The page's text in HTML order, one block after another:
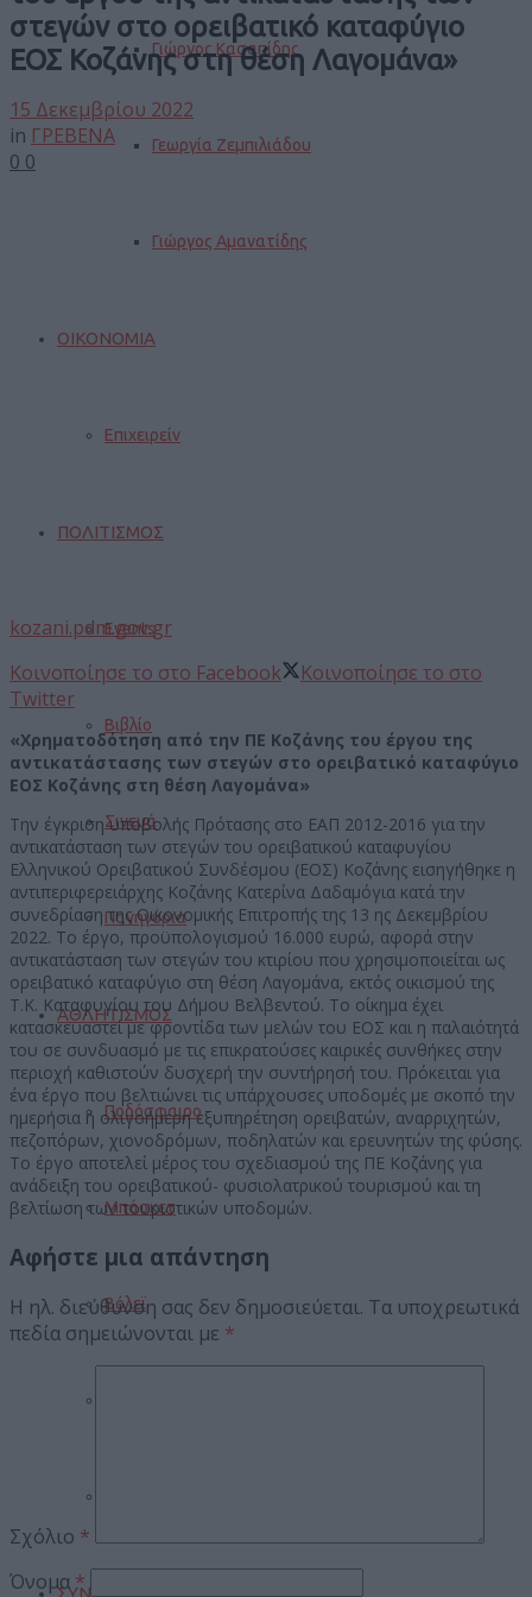
Γιώργος Κασαπίδης
Γεωργία Ζεμπιλιάδου
Γιώργος Αμανατίδης
ΟΙΚΟΝΟΜΙΑ
Επιχειρείν
ΠΟΛΙΤΙΣΜΟΣ
Events
Βιβλίο
Σινεμά
Πανηγύρια
ΑΘΛΗΤΙΣΜΟΣ
Ποδόσφαιρο
Μπάσκετ
Βόλεϊ
ΣΥΝΕΝΤΕΥΞΕΙΣ
στεγών στο ορειβατικό καταφύγιο
ΕΟΣ Κοζάνης στη θέση Λαγομάνα»
15 Δεκεμβρίου 2022
in ΓΡΕΒΕΝΑ
0 0
kozani.pdm.gov.gr
Κοινοποίησε το στο Facebook
Κοινοποίησε το στο
Twitter
«Χρηματοδότηση από την ΠΕ Κοζάνης του έργου της
αντικατάστασης των στεγών στο ορειβατικό καταφύγιο
ΕΟΣ Κοζάνης στη θέση Λαγομάνα»
Την έγκριση υποβολής Πρότασης στο ΕΑΠ 2012-2016 για την
αντικατάσταση των στεγών του ορειβατικού καταφυγίου
Ελληνικού Ορειβατικού Συνδέσμου (ΕΟΣ) Κοζάνης εισηγήθηκε η
αντιπεριφερειάρχης Κοζάνης Κατερίνα Δαδαμόγια κατά την
συνεδρίαση της Οικονομικής Επιτροπής της 13 ης Δεκεμβρίου
2022. Το έργο, προϋπολογισμού 16.000 ευρώ, αφορά στην
αντικατάσταση των στεγών του κτιρίου που χρησιμοποιείται ως
ορειβατικό καταφύγιο στη θέση Λαγομάνα, εκτός οικισμού της
Τ.Κ. Καταφυγίου του Δήμου Βελβεντού. Το οίκημα έχει
κατασκευαστεί με φροντίδα των μελών του ΕΟΣ και η παλαιότητά
του σε συνδυασμό με τις επικρατούσες καιρικές συνθήκες στην
περιοχή καθιστούν δυσχερή την συντήρησή του. Πρόκειται για
ένα έργο που βελτιώνει τις υπάρχουσες υποδομές με σκοπό την
ημερήσια ή ολιγοήμερη εξυπηρέτηση ορειβατών, αναρριχητών,
πεζοπόρων, χιονοδρόμων, ποδηλατών και ερευνητών της φύσης.
Το έργο αποτελεί μέρος του σχεδιασμού της ΠΕ Κοζάνης για
ανάδειξη του ορειβατικού- φυσιολατρικού τουρισμού και τη
βελτίωση των τουριστικών υποδομών.
Αφήστε μια απάντηση
Η ηλ. διεύθυνση σας δεν δημοσιεύεται. Τα υποχρεωτικά
πεδία σημειώνονται με *
Σχόλιο *
Όνομα *